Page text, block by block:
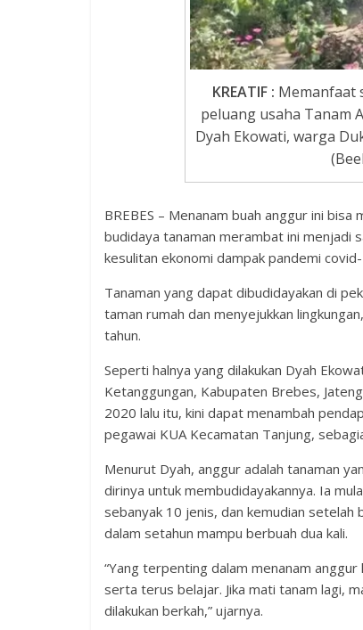
KREATIF : Memanfaat
peluang usaha Tanam
Dyah Ekowati, warga
BREBES – Menanam buah anggur ini
budidaya tanaman merambat ini menjadi
kesulitan ekonomi dampak pandemi
Tanaman yang dapat dibudidayakan di
taman rumah dan menyejukkan
tahun.
Seperti halnya yang dilakukan Dyah
Ketanggungan, Kabupaten Brebes,
2020 lalu itu, kini dapat menambah
pegawai KUA Kecamatan Tanjung,
Menurut Dyah, anggur adalah tanaman
dirinya untuk membudidayakannya. Ia
sebanyak 10 jenis, dan kemudian
dalam setahun mampu berbuah dua kali.
“Yang terpenting dalam menanam
serta terus belajar. Jika mati tanam lagi,
dilakukan berkah,” ujarnya.